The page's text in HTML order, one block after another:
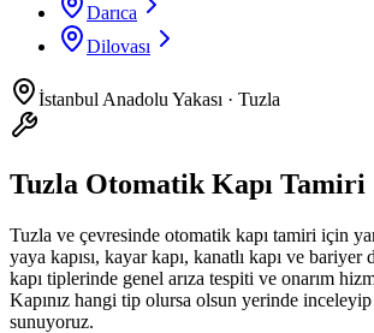
Darıca
Dilovası
İstanbul Anadolu Yakası · Tuzla
Tuzla Otomatik Kapı Tamiri
Tuzla ve çevresinde otomatik kapı tamiri için
yaya kapısı, kayar kapı, kanatlı kapı ve
kapı tiplerinde genel arıza tespiti ve onarım
Kapınız hangi tip olursa olsun yerinde
sunuyoruz.